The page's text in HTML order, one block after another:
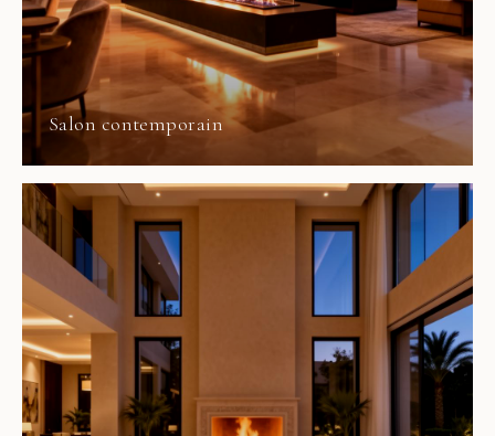
Salon contemporain